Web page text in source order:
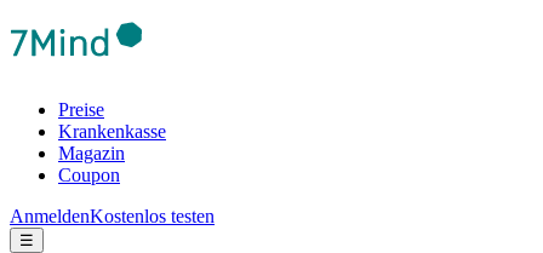
Preise
Krankenkasse
Magazin
Coupon
AnmeldenKostenlos testen
☰